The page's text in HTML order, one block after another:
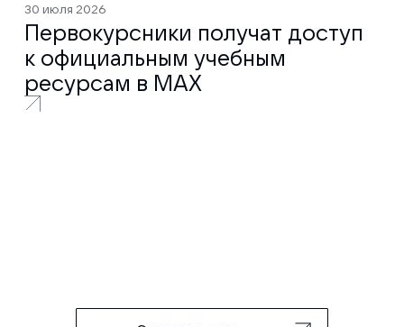
30 июля 2026
Первокурсники получат доступ
к официальным учебным
ресурсам в MAX